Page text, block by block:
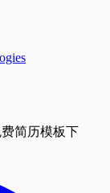
简历模板下